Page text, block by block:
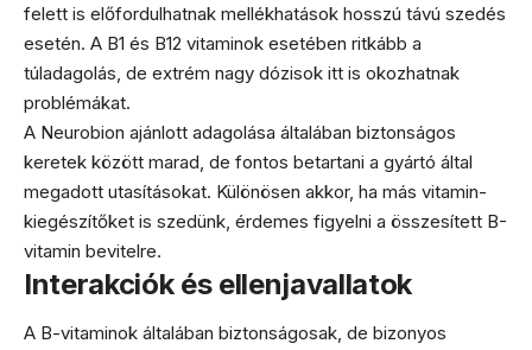
felett is előfordulhatnak mellékhatások hosszú távú szedés
esetén. A B1 és B12 vitaminok esetében ritkább a
túladagolás, de extrém nagy dózisok itt is okozhatnak
problémákat.
A Neurobion ajánlott adagolása általában biztonságos
keretek között marad, de fontos betartani a gyártó által
megadott utasításokat. Különösen akkor, ha más vitamin-
kiegészítőket is szedünk, érdemes figyelni a összesített B-
vitamin bevitelre.
Interakciók és ellenjavallatok
A B-vitaminok általában biztonságosak, de bizonyos